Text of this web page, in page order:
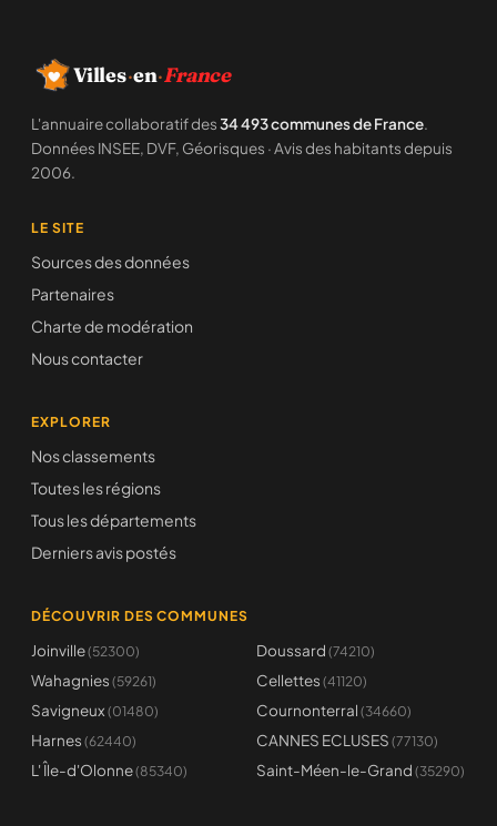
Villes·en·France
L'annuaire collaboratif des34 493 communes de France.
Données INSEE, DVF, Géorisques · Avis des habitants depuis
2006.
LE SITE
Sources des données
Partenaires
Charte de modération
Nous contacter
EXPLORER
Nos classements
Toutes les régions
Tous les départements
Derniers avis postés
DÉCOUVRIR DES COMMUNES
Joinville(52300) Doussard (74210)
Wahagnies (59261) Cellettes (41120)
Savigneux (01480) Cournonterral (34660)
Harnes (62440) CANNES ECLUSES (77130)
L' Île-d'Olonne(85340) Saint-Méen-le-Grand (35290)